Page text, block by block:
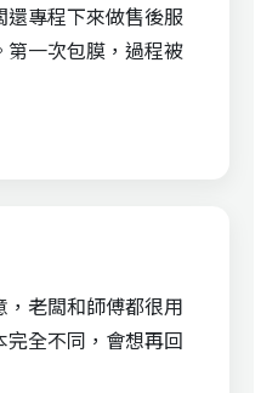
專程下來做售後服
第一次包膜，過程被
老闆和師傅都很用
全不同，會想再回